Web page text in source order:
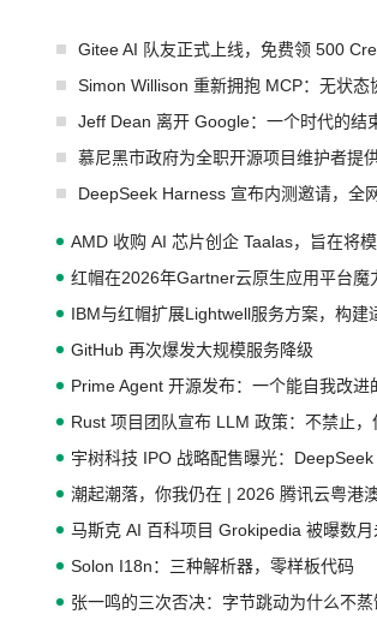
Gitee AI 队友正式上线，免费领 500
Simon Willison 重新拥抱 MCP：无状态
Jeff Dean 离开 Google：一个时代的结
慕尼黑市政府为全职开源项目维护者提
DeepSeek Harness 宣布内测邀请，全
AMD 收购 AI 芯片创企 Taalas，旨在将
红帽在2026年Gartner云原生应用平台魔
IBM与红帽扩展Lightwell服务方案，构
GitHub 再次爆发大规模服务降级
Prime Agent 开源发布：一个能自我改
Rust 项目团队宣布 LLM 政策：不禁止
宇树科技 IPO 战略配售曝光：
潮起潮落，你我仍在 | 2026 腾讯云粤港
马斯克 AI 百科项目 Grokipedia 被曝数
Solon I18n：三种解析器，零样板代码
张一鸣的三次否决：字节跳动为什么不蒸